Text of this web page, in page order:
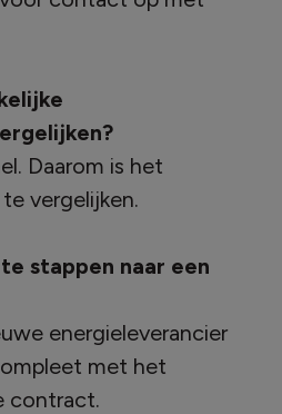
Daarom is het
vergelijken.
stappen naar een
energieleverancier
met het
contract.